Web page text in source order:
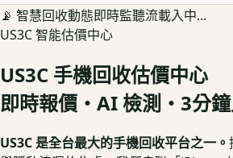
📡 智慧回收動態即時監聽流載入中...
US3C 智能估價中心
US3C 手機回收估價中心
即時報價・AI 檢測・3分
US3C 是全台最大的手機回收平台之一。